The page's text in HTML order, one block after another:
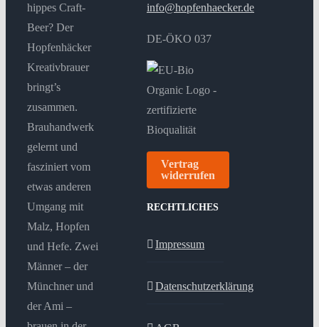
hippes Craft-
Beer? Der
Hopfenhäcker
Kreativbrauer
bringt’s
zusammen.
Brauhandwerk
gelernt und
fasziniert vom
etwas anderen
Umgang mit
Malz, Hopfen
und Hefe. Zwei
Männer – der
Münchner und
der Ami –
info@hopfenhaecker.de
DE-ÖKO 037
Vertrag
widerrufen
RECHTLICHES
Impressum
Datenschutzerklärung